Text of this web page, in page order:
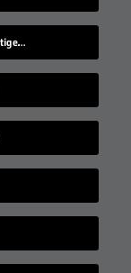
Wie entscheidet man sich nur für die richtige Idee?